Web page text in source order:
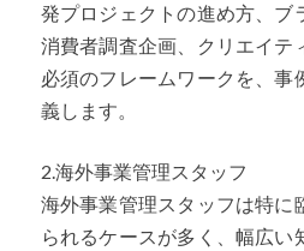
発プロジェクトの進め方、ブ
消費者調査企画、クリエイテ
必須のフレームワークを、事
義します。
2.海外事業管理スタッフ
海外事業管理スタッフは特に
られるケースが多く、幅広い